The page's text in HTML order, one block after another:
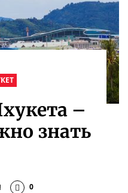
–
знать
0